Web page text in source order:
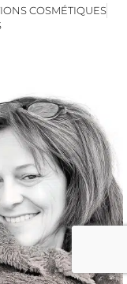
COSMÉTIQUES